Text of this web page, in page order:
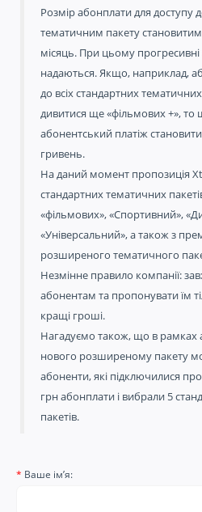
Розмір абонплати для доступу
тематичним пакету
місяць. При цьому
надаються. Якщо, наприклад,
до всіх стандартних
дивитися ще «фільмових +», то
абонентський платіж
гривень.
На даний момент пропозиція
стандартних тематичних
«фільмових», «Спортивний»,
«Універсальний», а також з
розширеного тематичного
Незмінне правило компанії:
абонентам та пропонувати їм
кращі гроші.
Нагадуємо також, що в рамках
нового розширеному пакету
абоненти, які підключилися
грн абонплати і вибрали 5
пакетів.
Ваше ім’я: